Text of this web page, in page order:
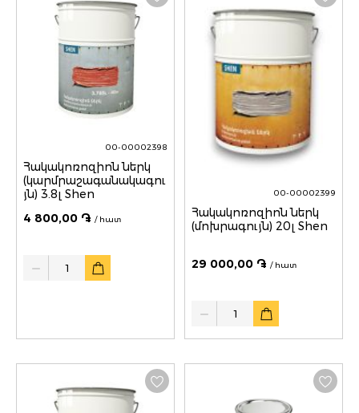
00-00002398
Հակակոռոզիոն ներկ
(կարմրաշագանակագու
յն) 3.8լ Shen
4 800,00 ֏ / հատ
00-00002399
Հակակոռոզիոն ներկ
(մոխրագույն) 20լ Shen
29 000,00 ֏ / հատ
Quantity